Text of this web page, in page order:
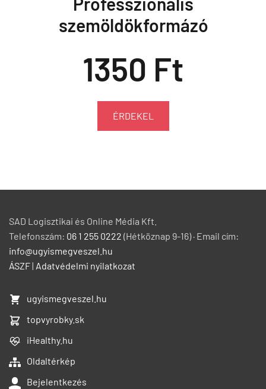
szemöldökformázó
1350 Ft
ÉRDEKEL
SAD Logisztikai és Online Média Kft.
Telefonszám:06 1 255 0222(Hétköznap 9-16) · Email cím:
ÁSZF|Adatvédelmi nyilatkozat